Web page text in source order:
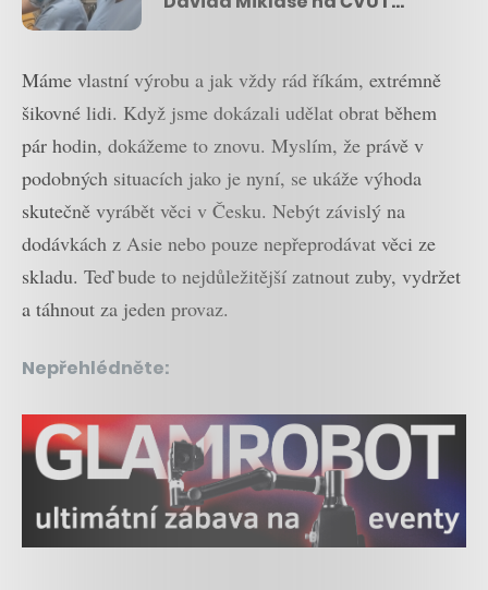
Máme vlastní výrobu a jak vždy rád říkám, extrémně
šikovné lidi. Když jsme dokázali udělat obrat během
pár hodin, dokážeme to znovu. Myslím, že právě v
podobných situacích jako je nyní, se ukáže výhoda
skutečně vyrábět věci v Česku. Nebýt závislý na
dodávkách z Asie nebo pouze nepřeprodávat věci ze
skladu. Teď bude to nejdůležitější zatnout zuby, vydržet
a táhnout za jeden provaz.
Nepřehlédněte: